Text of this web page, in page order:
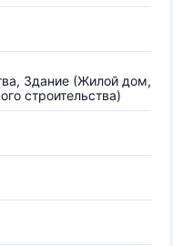
Здание (Жилой дом,
строительства)